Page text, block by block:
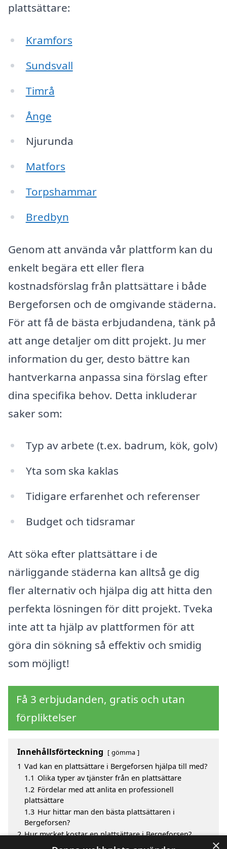
plattsättare:
Kramfors
Sundsvall
Timrå
Ånge
Njurunda
Matfors
Torpshammar
Bredbyn
Genom att använda vår plattform kan du
enkelt begära ett eller flera
kostnadsförslag från plattsättare i både
Bergeforsen och de omgivande städerna.
För att få de bästa erbjudandena, tänk på
att ange detaljer om ditt projekt. Ju mer
information du ger, desto bättre kan
hantverkarna anpassa sina förslag efter
dina specifika behov. Detta inkluderar
saker som:
Typ av arbete (t.ex. badrum, kök, golv)
Yta som ska kaklas
Tidigare erfarenhet och referenser
Budget och tidsramar
Att söka efter plattsättare i de
närliggande städerna kan alltså ge dig
fler alternativ och hjälpa dig att hitta den
perfekta lösningen för ditt projekt. Tveka
inte att ta hjälp av plattformen för att
göra din sökning så effektiv och smidig
som möjligt!
Få 3 erbjudanden, gratis och utan
förpliktelser
Innehållsförteckning gömma
1 Vad kan en plattsättare i Bergeforsen hjälpa till med?
1.1 Olika typer av tjänster från en plattsättare
1.2 Fördelar med att anlita en professionell
plattsättare
1.3 Hur hittar man den bästa plattsättaren i
Bergeforsen?
2 Hur mycket kostar en plattsättare i Bergeforsen?
Fördelar med att välja plattsättare i Bergeforsen ×